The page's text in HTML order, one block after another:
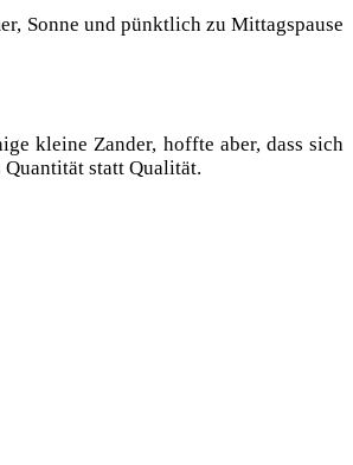
Son­ne und pünkt­lich zu Mit­tags­pau­se
klei­ne Zan­der, hoff­te aber, dass sich
Quan­ti­tät statt Qualität.